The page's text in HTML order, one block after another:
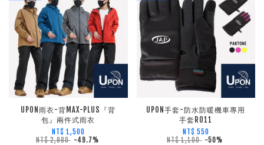
UPON雨衣-背MAX-PLUS『背
包』兩件式雨衣
NT$ 1,500
NT$ 2,980 -49.7%
UPON手套-防水防暖機車專用
手套R011
NT$ 550
NT$ 1,100 -50%